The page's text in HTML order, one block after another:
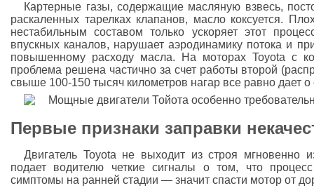
Картерные газы, содержащие масляную взвесь,
раскаленных тарелках клапанов, масло коксуется.
нестабильным составом только ускоряет этот
впускных каналов, нарушает аэродинамику потока и
повышенному расходу масла. На моторах Toyota с
проблема решена частично за счет работы второй
свыше 100-150 тысяч километров нагар все равно дает о
Первые признаки заправки
Двигатель Toyota не выходит из строя мгновенно
подает водителю четкие сигналы о том, что
симптомы на ранней стадии — значит спасти мотор от